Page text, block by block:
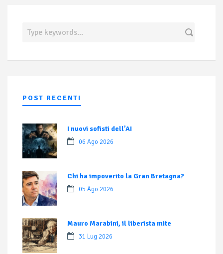
POST RECENTI
I nuovi sofisti dell’AI
06 Ago 2026
Chi ha impoverito la Gran Bretagna?
05 Ago 2026
Mauro Marabini, il liberista mite
31 Lug 2026